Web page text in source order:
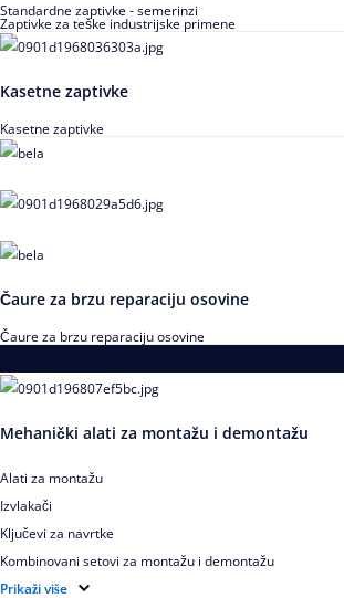
Standardne zaptivke - semerinzi
Zaptivke za teške industrijske primene
Kasetne zaptivke
Kasetne zaptivke
Čaure za brzu reparaciju osovine
Čaure za brzu reparaciju osovine
Mehanički alati za montažu i demontažu
Alati za montažu
Izvlakači
Ključevi za navrtke
Kombinovani setovi za montažu i demontažu
Pribor za izvlačenje ležajeva
Prikaži više